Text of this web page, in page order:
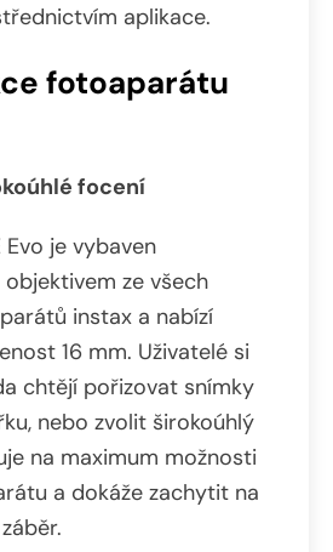
aplikace.
fotoaparátu
focení
je vybaven
ze všech
instax a nabízí
16 mm. Uživatelé si
chtějí pořizovat snímky
nebo zvolit širokoúhlý
na maximum možnosti
a dokáže zachytit na